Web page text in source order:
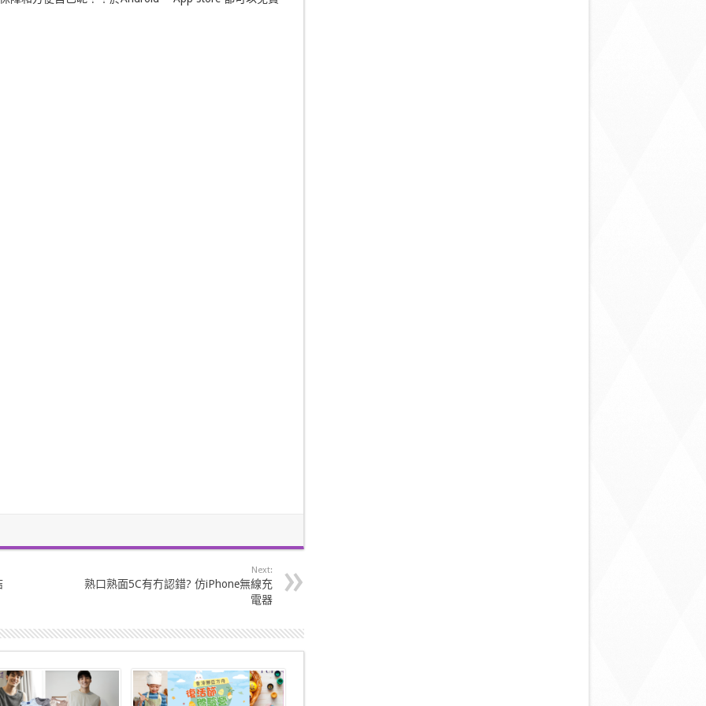
Next:
熟口熟面5C有冇認錯? 仿iPhone無線充
電器